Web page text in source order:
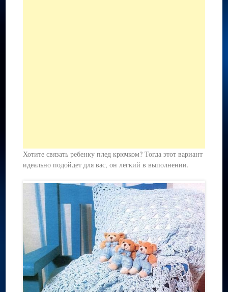
Хотите связать ребенку плед крючком? Тогда этот вариант
идеально подойдет для вас, он легкий в выполнении.